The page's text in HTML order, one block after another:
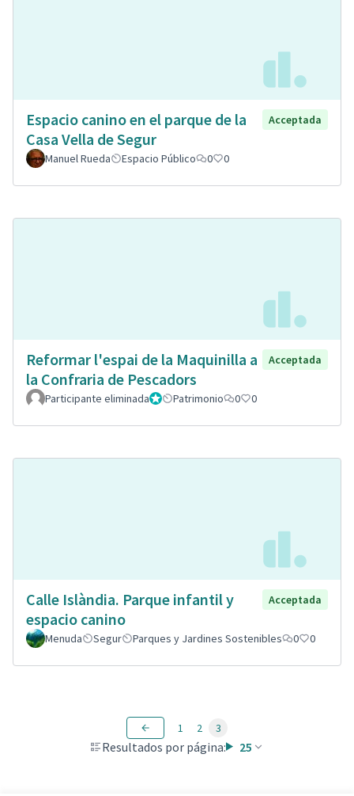
Espacio canino en el parque de la
Casa Vella de Segur
Acceptada
Manuel Rueda Espacio Público 0 0
Reformar l'espai de la Maquinilla a
la Confraria de Pescadors
Acceptada
Participante eliminadaAdministrador
Patrimonio 0 0
Calle Islàndia. Parque infantil y
espacio canino
Acceptada
Menuda Segur Parques y Jardines Sostenibles 0 0
Resultados por página: 25
1 2 3